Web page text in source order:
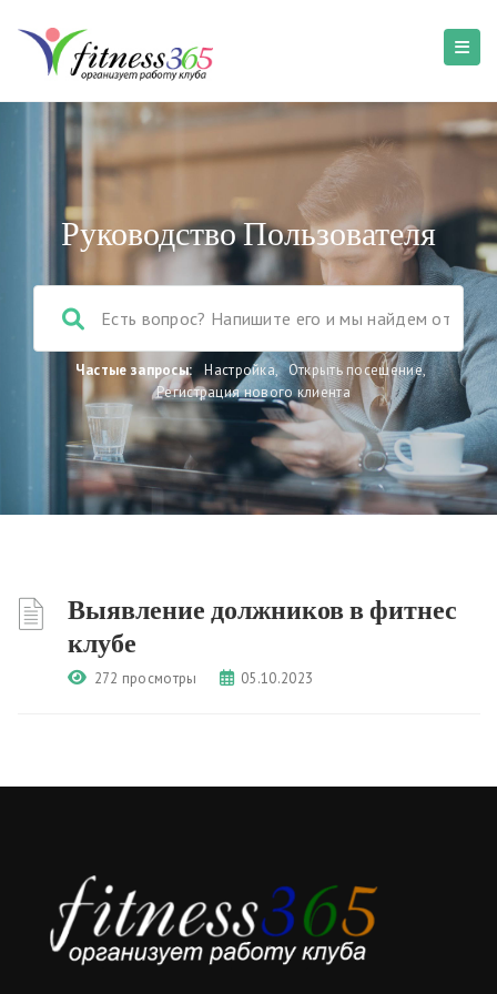
Руководство Пользователя
Частые запросы: Настройка, Открыть посещение,
Регистрация нового клиента
Выявление должников в фитнес
клубе
272 просмотры 05.10.2023